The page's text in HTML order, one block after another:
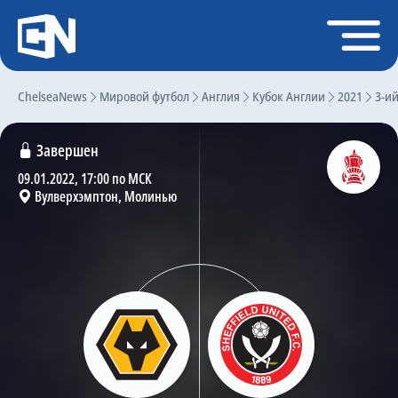
ChelseaNews Мировой футбол Англия Кубок Англии 2021 3-
Завершен
09.01.2022, 17:00 по МСК
Вулверхэмптон, Молинью
Регистрация
Главная
Чат
Трансферы
Статистика
Календарь игр
Состав команды